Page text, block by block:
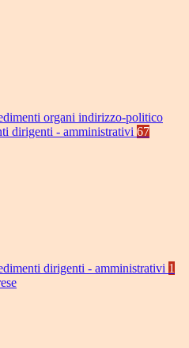
organi indirizzo-politico
dirigenti - amministrativi 67
dirigenti - amministrativi 1